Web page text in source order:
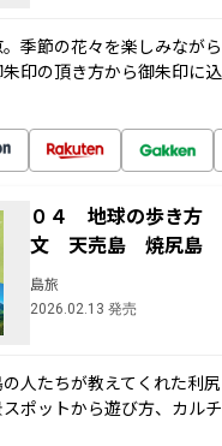
季節の花々を楽しみなが
印の頂き方から御朱印に
０４ 地球の歩き
文 天売島 焼尻島
島旅
2026.02.13 発売
人たちが教えてくれた利
ポットから遊び方、カルチ